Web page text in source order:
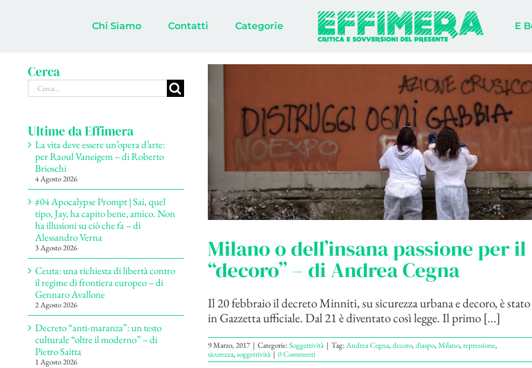
Chi Siamo Contatti Categorie E
Milano o dell’insana passione per il
“decoro” – di Andrea Cegna
Il 20 febbraio il decreto Minniti, su sicurezza urbana e decoro, è
in Gazzetta ufficiale. Dal 21 è diventato così legge. Il primo [...]
9 Marzo, 2017 | Categorie:Soggettività | Tag:Andrea Cegna,decoro,diaspo,Milano,repressione,
sicurezza,soggettività | 0 Commenti
Cerca
Cerca
per:
Ultime da Effimera
La vita deve essere un’opera d’arte:
per Raoul Vaneigem – di Roberto
Brioschi
4 Agosto 2026
#04 Apocalypse Prompt | Sai, quel
tipo, Jay, ha capito bene, amico. Non
ha illusioni su ciò che fa – di
Alessandro Verna
3 Agosto 2026
Ceuta: una richiesta di libertà contro
il regime di frontiera europeo – di
Gennaro Avallone
2 Agosto 2026
Decreto “anti-maranza”: un testo
culturale “oltre il moderno” – di
Pietro Saitta
1 Agosto 2026